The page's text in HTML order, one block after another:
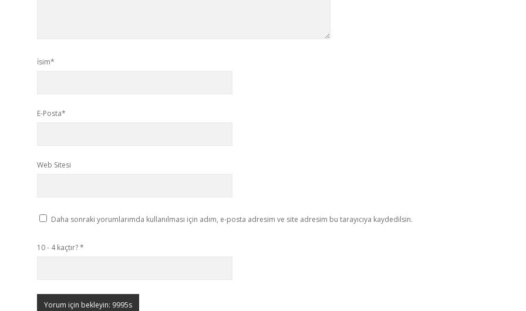
İsim*
E-Posta*
Web Sitesi
Daha sonraki yorumlarımda kullanılması için adım, e-posta adresim ve site adresim bu tarayıcıya kaydedilsin.
10 - 4 kaçtır?*